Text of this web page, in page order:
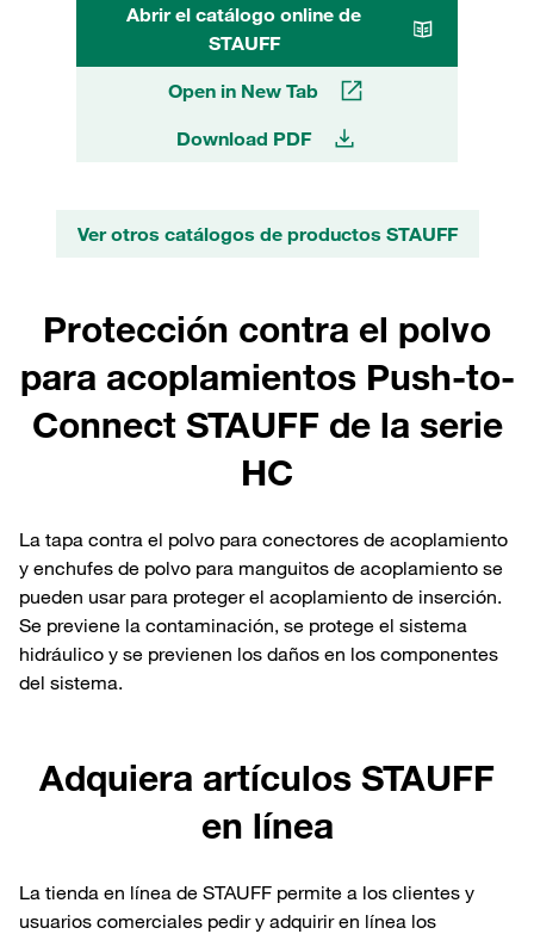
Abrir el catálogo online de
STAUFF
Open in New Tab
Download PDF
Ver otros catálogos de productos STAUFF
Protección contra el polvo
para acoplamientos Push-to-
Connect STAUFF de la serie
HC
La tapa contra el polvo para conectores de acoplamiento
y enchufes de polvo para manguitos de acoplamiento se
pueden usar para proteger el acoplamiento de inserción.
Se previene la contaminación, se protege el sistema
hidráulico y se previenen los daños en los componentes
del sistema.
Adquiera artículos STAUFF
en línea
La tienda en línea de STAUFF permite a los clientes y
usuarios comerciales pedir y adquirir en línea los